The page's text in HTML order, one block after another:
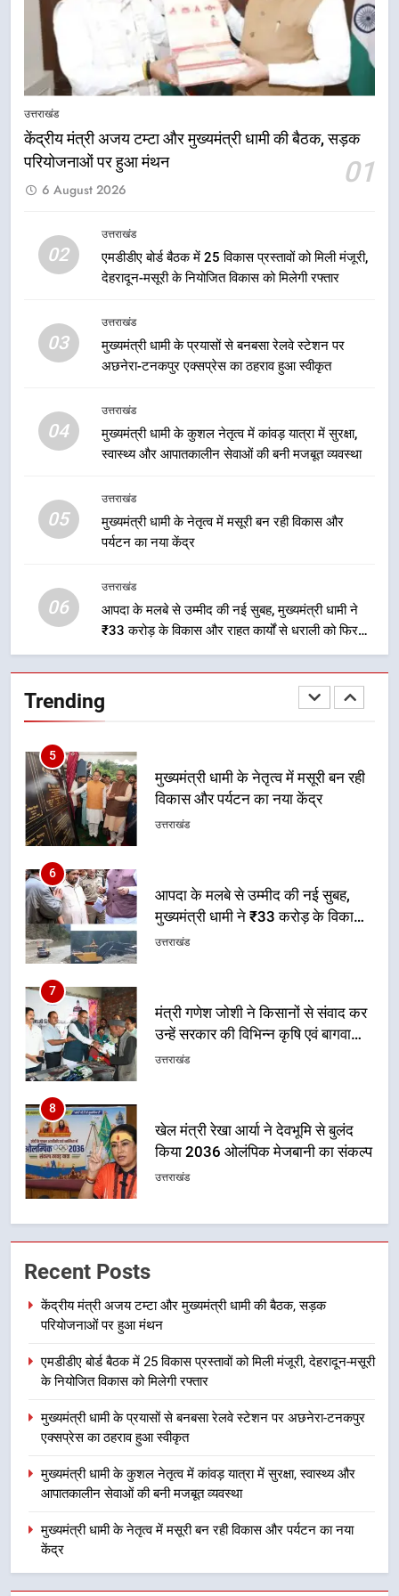
उत्तराखंड
केंद्रीय मंत्री अजय टम्टा और मुख्यमंत्री धामी की बैठक, सड़क
परियोजनाओं पर हुआ मंथन
01
6 August 2026
02
उत्तराखंड
एमडीडीए बोर्ड बैठक में 25 विकास प्रस्तावों को मिली मंजूरी,
देहरादून-मसूरी के नियोजित विकास को मिलेगी रफ्तार
03
उत्तराखंड
मुख्यमंत्री धामी के प्रयासों से बनबसा रेलवे स्टेशन पर
अछनेरा-टनकपुर एक्सप्रेस का ठहराव हुआ स्वीकृत
04
उत्तराखंड
मुख्यमंत्री धामी के कुशल नेतृत्व में कांवड़ यात्रा में सुरक्षा,
स्वास्थ्य और आपातकालीन सेवाओं की बनी मजबूत व्यवस्था
05
उत्तराखंड
मुख्यमंत्री धामी के नेतृत्व में मसूरी बन रही विकास और
पर्यटन का नया केंद्र
06
उत्तराखंड
आपदा के मलबे से उम्मीद की नई सुबह, मुख्यमंत्री धामी ने
₹33 करोड़ के विकास और राहत कार्यों से धराली को फिर
खड़ा कर बनाया भरोसे का प्रतीक
Trending
का आह्वान किया
खेल मंत्री रेखा आर्या ने देवभूमि से बुलंद
किया 2036 ओलंपिक मेजबानी का संकल्प
1
नियोजित विकास को मिलेगी रफ्तार
उत्तराखंड
मुख्यमंत्री धामी के प्रयासों से बनबसा रेलवे
स्टेशन पर अछनेरा-टनकपुर एक्सप्रेस का
4
मुख्यमंत्री धामी के कुशल नेतृत्व में कांवड़
मुख्यमंत्री धामी के नेतृत्व में मसूरी बन रही
विकास और पर्यटन का नया केंद्र
6
आपदा के मलबे से उम्मीद की नई सुबह,
मुख्यमंत्री धामी ने ₹33 करोड़ के विकास
और राहत कार्यों से धराली को फिर खड़ा
उत्तराखंड
7
मंत्री गणेश जोशी ने किसानों से संवाद कर
उन्हें सरकार की विभिन्न कृषि एवं बागवानी
योजनाओं का अधिक से अधिक लाभ उठाने
उत्तराखंड
8
खेल मंत्री रेखा आर्या ने देवभूमि से बुलंद
किया 2036 ओलंपिक मेजबानी का संकल्प
उत्तराखंड
1
केंद्रीय मंत्री अजय टम्टा और मुख्यमंत्री
धामी की बैठक, सड़क परियोजनाओं पर
हुआ मंथन
उत्तराखंड
2
एमडीडीए बोर्ड बैठक में 25 विकास प्रस्तावों
उत्तराखंड
मुख्यमंत्री धामी के प्रयासों से बनबसा रेलवे
स्टेशन पर अछनेरा-टनकपुर एक्सप्रेस का
ठहराव हुआ स्वीकृत
उत्तराखंड
मुख्यमंत्री धामी के कुशल नेतृत्व में कांवड़
यात्रा में सुरक्षा, स्वास्थ्य और आपातकालीन
सेवाओं की बनी मजबूत व्यवस्था
उत्तराखंड
Recent Posts
केंद्रीय मंत्री अजय टम्टा और मुख्यमंत्री धामी की बैठक, सड़क
परियोजनाओं पर हुआ मंथन
एमडीडीए बोर्ड बैठक में 25 विकास प्रस्तावों को मिली मंजूरी, देहरादून-मसूरी
के नियोजित विकास को मिलेगी रफ्तार
मुख्यमंत्री धामी के प्रयासों से बनबसा रेलवे स्टेशन पर अछनेरा-टनकपुर
एक्सप्रेस का ठहराव हुआ स्वीकृत
मुख्यमंत्री धामी के कुशल नेतृत्व में कांवड़ यात्रा में सुरक्षा, स्वास्थ्य और
आपातकालीन सेवाओं की बनी मजबूत व्यवस्था
मुख्यमंत्री धामी के नेतृत्व में मसूरी बन रही विकास और पर्यटन का नया
केंद्र